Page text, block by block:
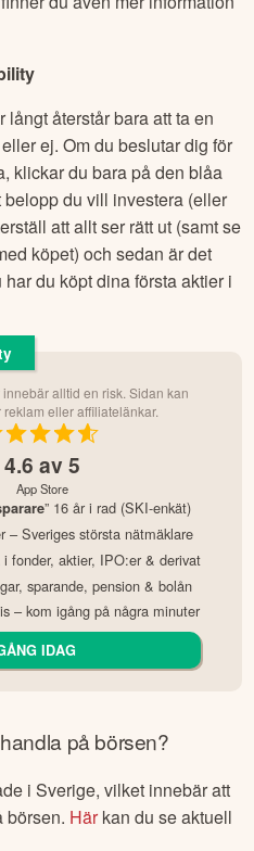
återstår bara att ta en
ej. Om du beslutar dig för
klickar du bara på den blåa
du vill investera (eller
att allt ser rätt ut (samt se
köpet) och sedan är det
du köpt dina första aktier i
alltid en risk. Sidan kan
eller affiliatelänkar.
4.6 av 5
App Store
” 16 år i rad (SKI-enkät)
– Sveriges största nätmäklare
fonder, aktier, IPO:er & derivat
sparande, pension & bolån
– kom igång på några minuter
IDAG
på börsen?
i Sverige, vilket innebär att
börsen. Härkan du se aktuell